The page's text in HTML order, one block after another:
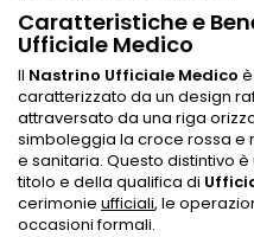
Caratteristiche e
Ufficiale Medico
Il Nastrino Ufficiale Medico
caratterizzato da un design
attraversato da una riga
simboleggia la croce rossa e
e sanitaria. Questo distintivo
titolo e della qualifica di
cerimonie ufficiali, le
occasioni formali.